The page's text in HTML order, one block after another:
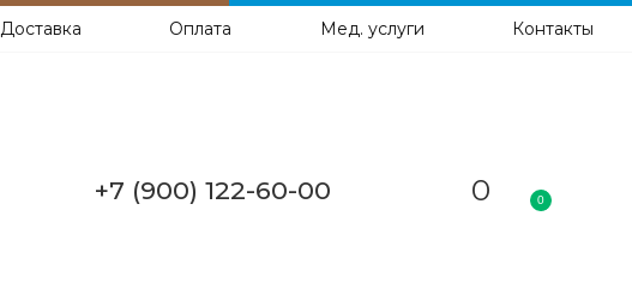
Доставка Оплата Мед. услуги Контакты
+7 (900) 122-60-00 0 0